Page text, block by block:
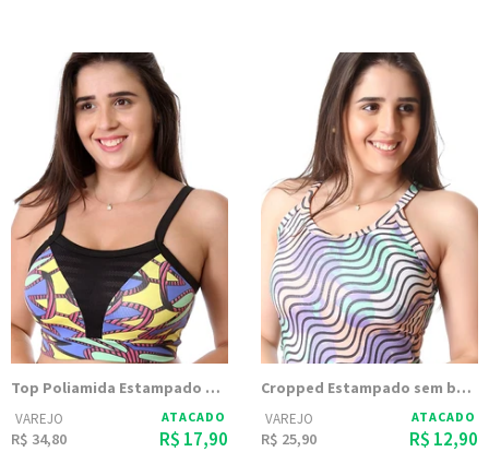
Top Poliamida Estampado Feminino Com Bojo 9373
VAREJO
R$ 34,80
ATACADO
R$ 17,90
Cropped Estampado sem bojo 9699
VAREJO
R$ 25,90
ATACADO
R$ 12,90